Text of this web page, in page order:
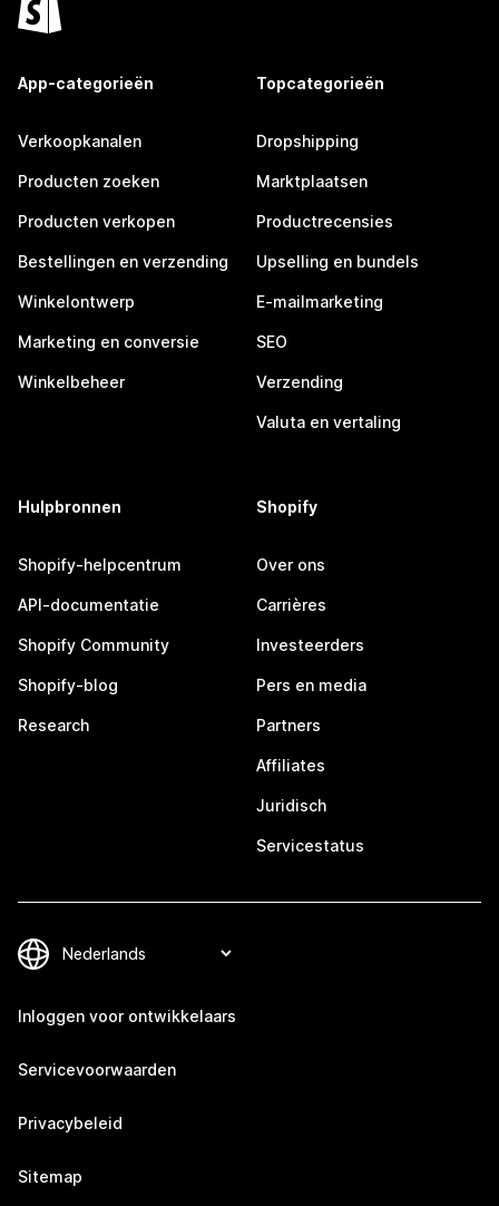
App-categorieën
Verkoopkanalen
Producten zoeken
Producten verkopen
Bestellingen en verzending
Winkelontwerp
Marketing en conversie
Winkelbeheer
Topcategorieën
Dropshipping
Marktplaatsen
Productrecensies
Upselling en bundels
E-mailmarketing
SEO
Verzending
Valuta en vertaling
Hulpbronnen
Shopify-helpcentrum
API-documentatie
Shopify Community
Shopify-blog
Research
Shopify
Over ons
Carrières
Investeerders
Pers en media
Partners
Affiliates
Juridisch
Servicestatus
Inloggen voor ontwikkelaars
Servicevoorwaarden
Privacybeleid
Sitemap